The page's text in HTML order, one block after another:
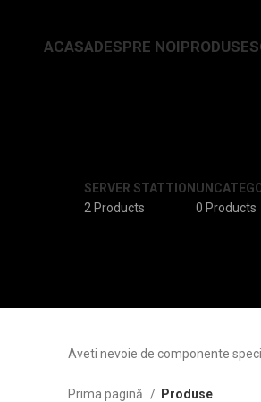
ACASADESPRE NOIPRODUSE
SERVER STATTION
2 Products
0 Products
Aveti nevoie de componente
Prima pagină Produse